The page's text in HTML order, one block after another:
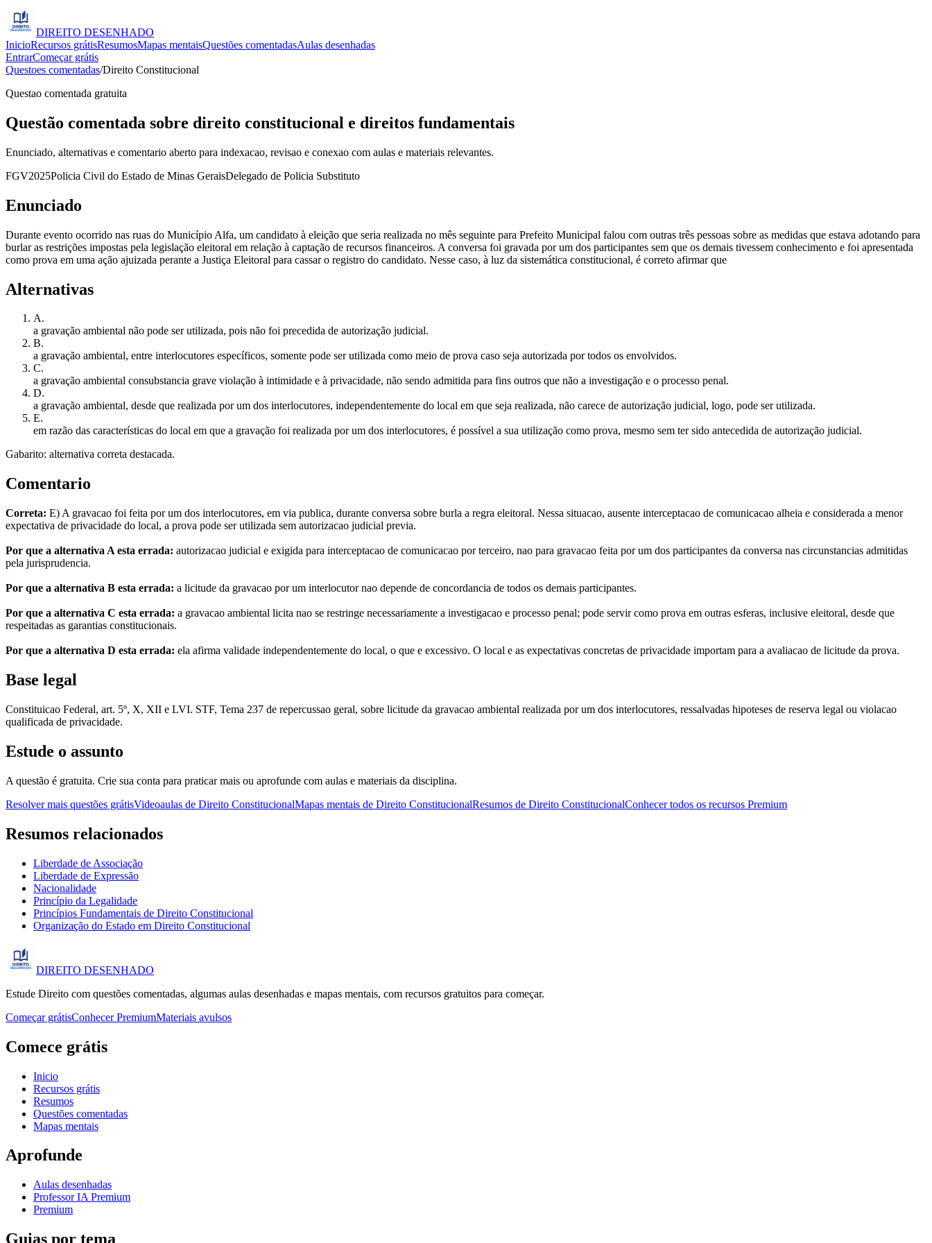
DIREITO DESENHADO
InicioRecursos grátisResumosMapas mentaisQuestões comentadasAulas desenhadas
EntrarComeçar grátis
Questoes comentadas/Direito Constitucional
Questao comentada gratuita
Questão comentada sobre direito constitucional e direitos fundamentais
Enunciado, alternativas e comentario aberto para indexacao, revisao e conexao com aulas e materiais relevantes.
FGV2025Policia Civil do Estado de Minas GeraisDelegado de Policia Substituto
Enunciado
Durante evento ocorrido nas ruas do Município Alfa, um candidato à eleição que seria realizada no mês seguinte para Prefeito Municipal falou com outras três pessoas sobre as medidas que estava adotando para
burlar as restrições impostas pela legislação eleitoral em relação à captação de recursos financeiros. A conversa foi gravada por um dos participantes sem que os demais tivessem conhecimento e foi apresentada
como prova em uma ação ajuizada perante a Justiça Eleitoral para cassar o registro do candidato. Nesse caso, à luz da sistemática constitucional, é correto afirmar que
Alternativas
A.
a gravação ambiental não pode ser utilizada, pois não foi precedida de autorização judicial.
B.
a gravação ambiental, entre interlocutores específicos, somente pode ser utilizada como meio de prova caso seja autorizada por todos os envolvidos.
C.
a gravação ambiental consubstancia grave violação à intimidade e à privacidade, não sendo admitida para fins outros que não a investigação e o processo penal.
D.
a gravação ambiental, desde que realizada por um dos interlocutores, independentemente do local em que seja realizada, não carece de autorização judicial, logo, pode ser utilizada.
E.
em razão das características do local em que a gravação foi realizada por um dos interlocutores, é possível a sua utilização como prova, mesmo sem ter sido antecedida de autorização judicial.
Gabarito: alternativa correta destacada.
Comentario
Correta: E) A gravacao foi feita por um dos interlocutores, em via publica, durante conversa sobre burla a regra eleitoral. Nessa situacao, ausente interceptacao de comunicacao alheia e considerada a menor
expectativa de privacidade do local, a prova pode ser utilizada sem autorizacao judicial previa.
Por que a alternativa A esta errada: autorizacao judicial e exigida para interceptacao de comunicacao por terceiro, nao para gravacao feita por um dos participantes da conversa nas circunstancias admitidas
pela jurisprudencia.
Por que a alternativa B esta errada: a licitude da gravacao por um interlocutor nao depende de concordancia de todos os demais participantes.
Por que a alternativa C esta errada: a gravacao ambiental licita nao se restringe necessariamente a investigacao e processo penal; pode servir como prova em outras esferas, inclusive eleitoral, desde que
respeitadas as garantias constitucionais.
Por que a alternativa D esta errada: ela afirma validade independentemente do local, o que e excessivo. O local e as expectativas concretas de privacidade importam para a avaliacao de licitude da prova.
Base legal
Constituicao Federal, art. 5º, X, XII e LVI. STF, Tema 237 de repercussao geral, sobre licitude da gravacao ambiental realizada por um dos interlocutores, ressalvadas hipoteses de reserva legal ou violacao
qualificada de privacidade.
Estude o assunto
A questão é gratuita. Crie sua conta para praticar mais ou aprofunde com aulas e materiais da disciplina.
Resolver mais questões grátisVideoaulas de Direito ConstitucionalMapas mentais de Direito ConstitucionalResumos de Direito ConstitucionalConhecer todos os recursos Premium
Resumos relacionados
Liberdade de Associação
Liberdade de Expressão
Nacionalidade
Princípio da Legalidade
Princípios Fundamentais de Direito Constitucional
Organização do Estado em Direito Constitucional
DIREITO DESENHADO
Estude Direito com questões comentadas, algumas aulas desenhadas e mapas mentais, com recursos gratuitos para começar.
Começar grátisConhecer PremiumMateriais avulsos
Comece grátis
Inicio
Recursos grátis
Resumos
Questões comentadas
Mapas mentais
Aprofunde
Aulas desenhadas
Professor IA Premium
Premium
Guias por tema